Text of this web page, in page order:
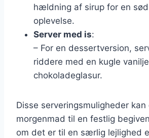
hældning af sirup for en
oplevelse.
Server med is:
– For en dessertversion,
riddere med en kugle
chokoladeglasur.
Disse serveringsmuligheder kan
morgenmad til en festlig
om det er til en særlig lejlighed